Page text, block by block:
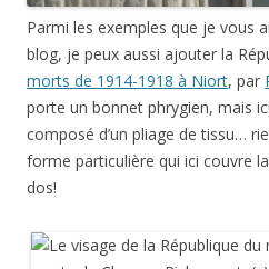
Parmi les exemples que je vous
blog, je peux aussi ajouter la
morts de 1914-1918 à Niort, par
porte un bonnet phrygien, mais
composé d’un pliage de tissu…
forme particulière qui ici couvre
dos!